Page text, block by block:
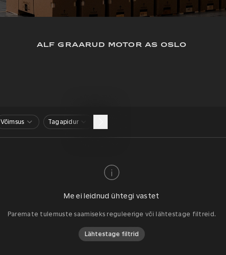
ALF GRAARUD MOTOR AS OSLO
Võimsus Tagapidur
Me ei leidnud ühtegi vastet
Paremate tulemuste saamiseks reguleerige või lähtestage filtreid.
Lähtestage filtrid